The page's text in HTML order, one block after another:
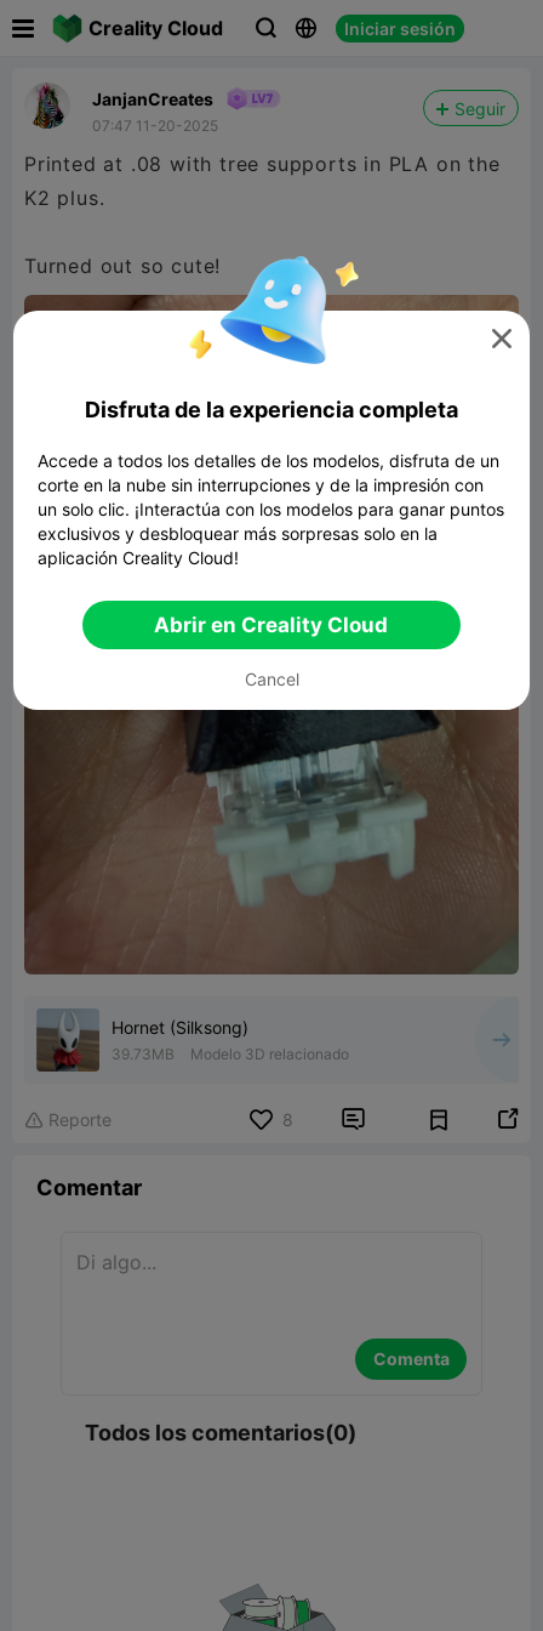
Creality Cloud   Iniciar sesión
JanjanCreates
07:47 11-20-2025
Seguir
Printed at .08 with tree supports in PLA on the
K2 plus.
Turned out so cute!
Hornet (Silksong)
39.73MB Modelo 3D relacionado
 Reporte 8  
Comentar
Comenta
Todos los comentarios(0)

Disfruta de la experiencia completa
Accede a todos los detalles de los modelos, disfruta de un
corte en la nube sin interrupciones y de la impresión con
un solo clic. ¡Interactúa con los modelos para ganar puntos
exclusivos y desbloquear más sorpresas solo en la
aplicación Creality Cloud!
Abrir en Creality Cloud
Cancel